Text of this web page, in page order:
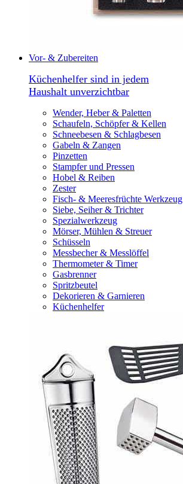
Vor- & Zubereiten
Küchenhelfer sind in jedem
Haushalt unverzichtbar
Wender, Heber & Paletten
Schaufeln, Schöpfer & Kellen
Schneebesen & Schlagbesen
Gabeln & Zangen
Pinzetten
Stampfer und Pressen
Hobel & Reiben
Zester
Fisch- & Meeresfrüchte Werkzeug
Siebe, Seiher & Trichter
Spezialwerkzeug
Mörser, Mühlen & Streuer
Schüsseln
Messbecher & Messlöffel
Thermometer & Timer
Gasbrenner
Spritzbeutel
Dekorieren & Garnieren
Küchenhelfer